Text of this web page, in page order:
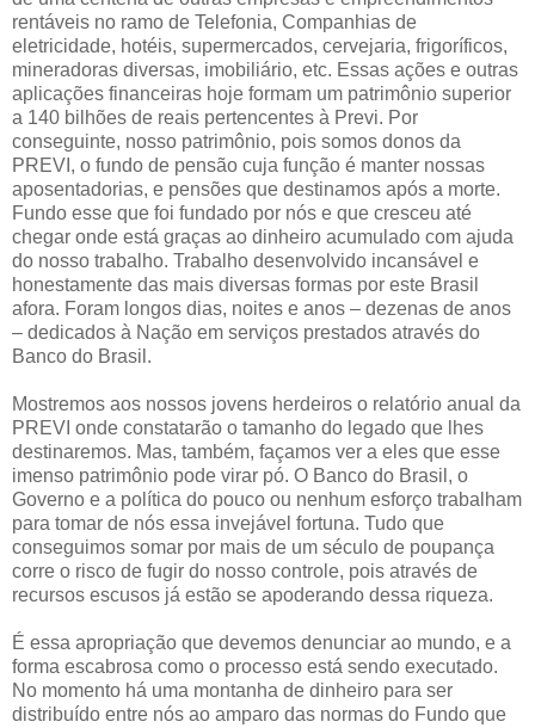
rentáveis no ramo de Telefonia, Companhias de
eletricidade, hotéis, supermercados, cervejaria, frigoríficos,
mineradoras diversas, imobiliário, etc. Essas ações e outras
aplicações financeiras hoje formam um patrimônio superior
a 140 bilhões de reais pertencentes à Previ. Por
conseguinte, nosso patrimônio, pois somos donos da
PREVI, o fundo de pensão cuja função é manter nossas
aposentadorias, e pensões que destinamos após a morte.
Fundo esse que foi fundado por nós e que cresceu até
chegar onde está graças ao dinheiro acumulado com ajuda
do nosso trabalho. Trabalho desenvolvido incansável e
honestamente das mais diversas formas por este Brasil
afora. Foram longos dias, noites e anos – dezenas de anos
– dedicados à Nação em serviços prestados através do
Banco do Brasil.
Mostremos aos nossos jovens herdeiros o relatório anual da
PREVI onde constatarão o tamanho do legado que lhes
destinaremos. Mas, também, façamos ver a eles que esse
imenso patrimônio pode virar pó. O Banco do Brasil, o
Governo e a política do pouco ou nenhum esforço trabalham
para tomar de nós essa invejável fortuna. Tudo que
conseguimos somar por mais de um século de poupança
corre o risco de fugir do nosso controle, pois através de
recursos escusos já estão se apoderando dessa riqueza.
É essa apropriação que devemos denunciar ao mundo, e a
forma escabrosa como o processo está sendo executado.
No momento há uma montanha de dinheiro para ser
distribuído entre nós ao amparo das normas do Fundo que